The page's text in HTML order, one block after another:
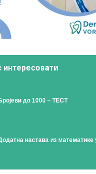
до 1000 – ТЕСТ
настава из математике